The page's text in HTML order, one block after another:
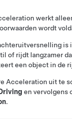
werkt
wordt
is
of rijdt langzamer
een object in de
Acceleration uit te
en vervolgens
.